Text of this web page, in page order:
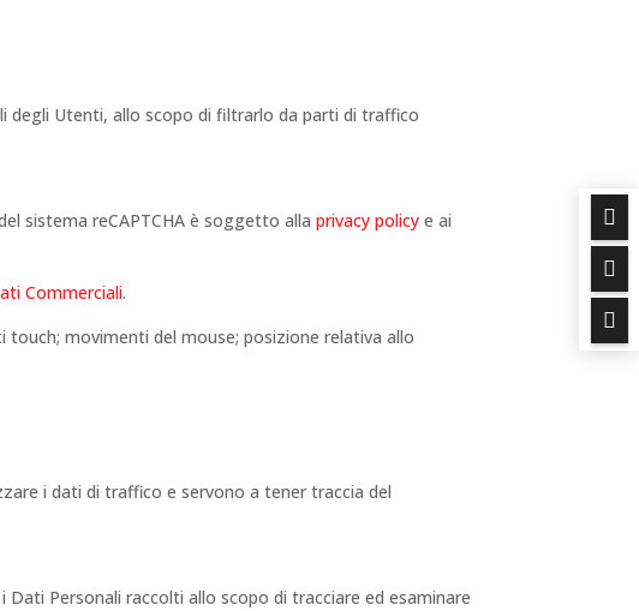
degli Utenti, allo scopo di filtrarlo da parti di traffico
sistema reCAPTCHA è soggetto allaprivacy policy e ai
Commerciali.
movimenti del mouse; posizione relativa allo
i dati di traffico e servono a tener traccia del
Personali raccolti allo scopo di tracciare ed esaminare


